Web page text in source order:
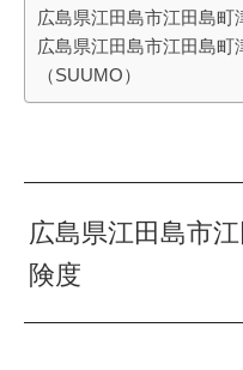
広島県江田島市江田島町
広島県江田島市江田島町
（SUUMO）
広島県江田島市
険度